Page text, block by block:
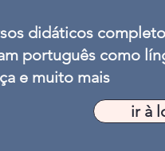
didáticos
português como
e muito mais
ir à